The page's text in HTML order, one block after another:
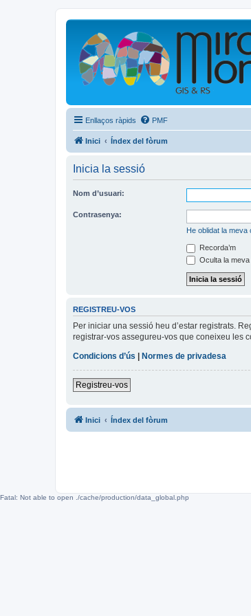
Enllaços ràpids PMF
Inici Índex del fòrum
Inicia la sessió
Nom d’usuari:
Contrasenya:
He oblidat la meva
Recorda’m
Oculta la
REGISTREU-VOS
Per iniciar una sessió heu d’estar registrats.
registrar-vos assegureu-vos que coneixeu les
Condicions d’ús | Normes de privadesa
Registreu-vos
Inici Índex del fòrum
Fatal: Not able to open ./cache/production/data_global.php